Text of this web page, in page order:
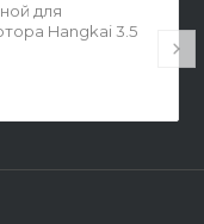
для
Hangkai 3.5